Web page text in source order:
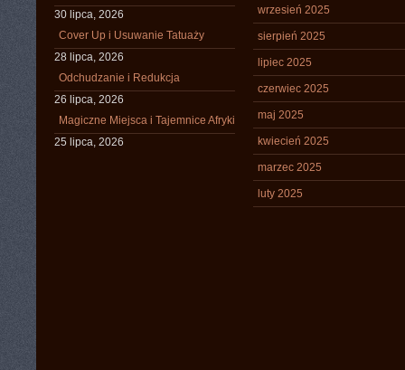
30 lipca, 2026
Cover Up i Usuwanie Tatuaży
28 lipca, 2026
Odchudzanie i Redukcja
26 lipca, 2026
Magiczne Miejsca i Tajemnice Afryki
25 lipca, 2026
wrzesień 2025
sierpień 2025
lipiec 2025
czerwiec 2025
maj 2025
kwiecień 2025
marzec 2025
luty 2025